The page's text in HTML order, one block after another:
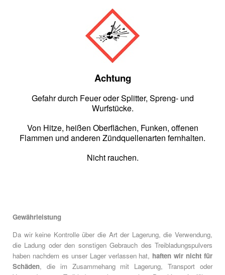
Achtung
Gefahr durch Feuer oder Splitter, Spreng- und
Wurfstücke.
Von Hitze, heißen Oberflächen, Funken, offenen
Flammen und anderen Zündquellenarten fernhalten.
Nicht rauchen.
Gewährleistung
Da wir keine Kontrolle über die Art der Lagerung, die Verwendung,
die Ladung oder den sonstigen Gebrauch des Treibladungspulvers
haben nachdem es unser Lager verlassen hat, haften wir nicht für
Schäden, die im Zusammehang mit Lagerung, Transport oder